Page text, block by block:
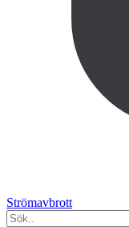
Strömavbrott